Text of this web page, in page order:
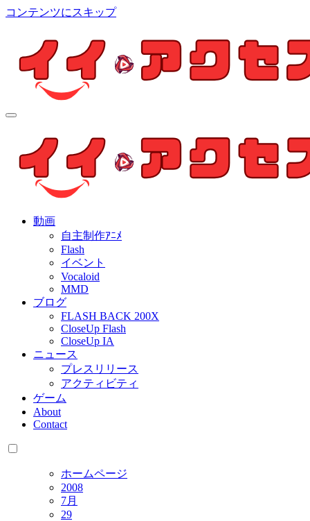
コンテンツにスキップ
個人制作アニメを中心とした動画紹介ブログ
動画
自主制作ｱﾆﾒ
Flash
イベント
Vocaloid
MMD
ブログ
FLASH BACK 200X
CloseUp Flash
CloseUp IA
ニュース
プレスリリース
アクティビティ
ゲーム
About
Contact
ホームページ
2008
7月
29